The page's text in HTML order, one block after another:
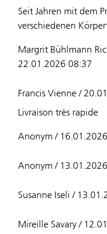
Seit Jahren mit dem
verschiedenen
Margrit Bühlmann
22.01.2026 08:37
Francis Vienne /
Livraison très rapide
Anonym /
Anonym /
Susanne Iseli /
Mireille Savary /